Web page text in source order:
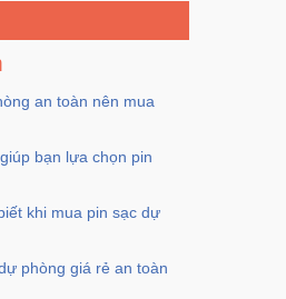
an toàn nên mua
bạn lựa chọn pin
khi mua pin sạc dự
phòng giá rẻ an toàn